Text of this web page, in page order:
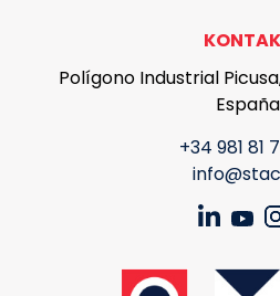
Polígono Industrial
España
+34 981 81